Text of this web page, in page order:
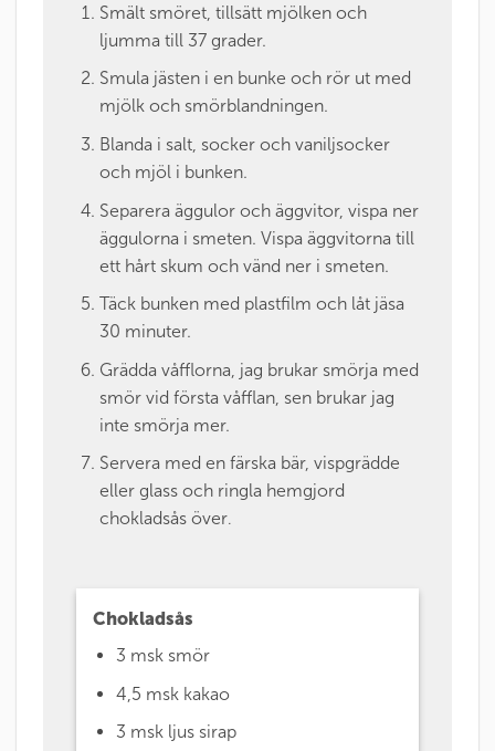
Smält smöret, tillsätt mjölken och
ljumma till 37 grader.
Smula jästen i en bunke och rör ut med
mjölk och smörblandningen.
Blanda i salt, socker och vaniljsocker
och mjöl i bunken.
Separera äggulor och äggvitor, vispa ner
äggulorna i smeten. Vispa äggvitorna till
ett hårt skum och vänd ner i smeten.
Täck bunken med plastfilm och låt jäsa
30 minuter.
Grädda våfflorna, jag brukar smörja med
smör vid första våfflan, sen brukar jag
inte smörja mer.
Servera med en färska bär, vispgrädde
eller glass och ringla hemgjord
chokladsås över.
Chokladsås
3 msk smör
4,5 msk kakao
3 msk ljus sirap